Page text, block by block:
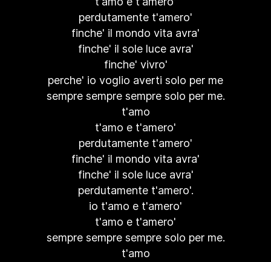
perdutamente t'amero'
finche' il mondo vita avra'
finche' il sole luce avra'
finche' vivro'
perche' io voglio averti solo per me
sempre sempre sempre solo per me.
t'amo
t'amo e t'amero'
perdutamente t'amero'
finche' il mondo vita avra'
finche' il sole luce avra'
perdutamente t'amero'.
io t'amo e t'amero'
t'amo e t'amero'
sempre sempre sempre solo per me.
t'amo